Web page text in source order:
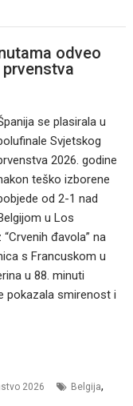
odveo
se plasirala u
Svjetskog
2026. godine
teško izborene
od 2-1 nad
u Los
đavola” na
s Francuskom u
u 88. minuti
pokazala smirenost i
2026 Belgija,